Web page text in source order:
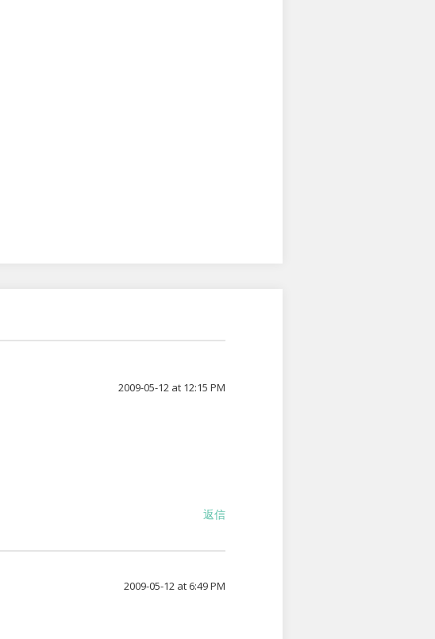
2009-05-12 at 12:15 PM
返信
2009-05-12 at 6:49 PM